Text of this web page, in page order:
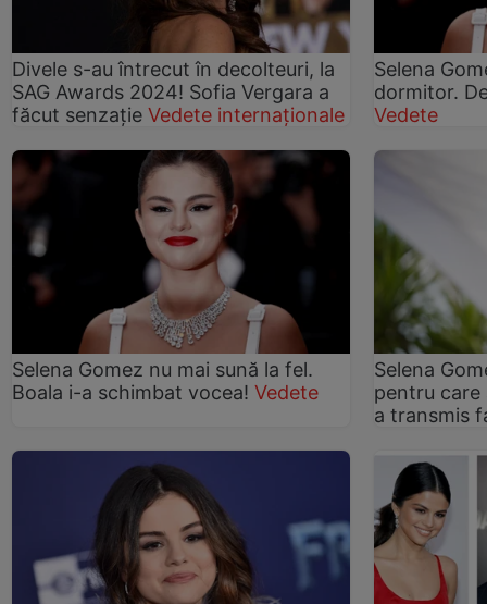
Divele s-au întrecut în decolteuri, la
SAG Awards 2024! Sofia Vergara a
făcut senzație Vedete internaționale
Selena
dormitor.
Vedete
Selena Gomez nu mai sună la fel.
Boala i-a schimbat vocea! Vedete
Selena
pentru care
a transmis